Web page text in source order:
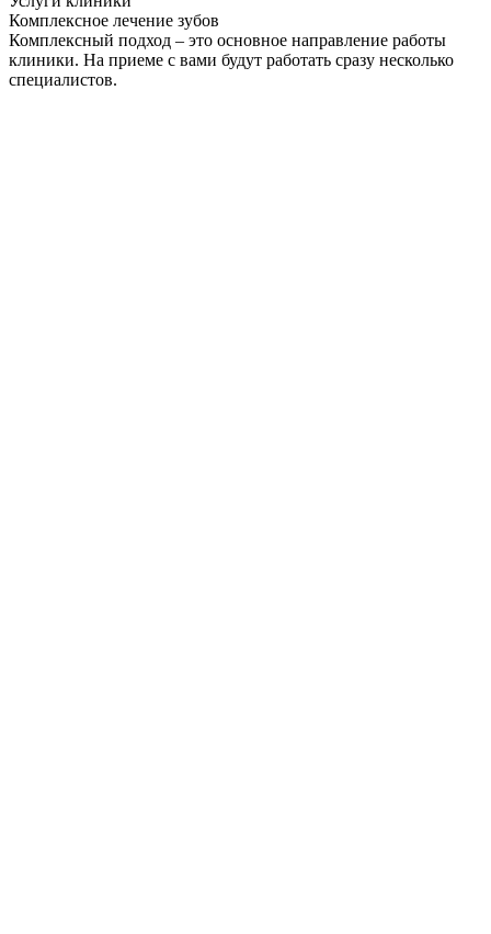
Комплексное лечение зубов
Комплексный подход – это основное направление работы
клиники. На приеме с вами будут работать сразу несколько
специалистов.